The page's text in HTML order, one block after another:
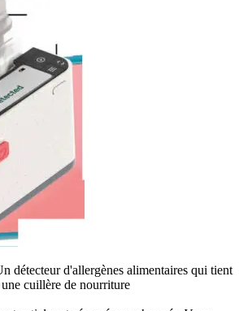
détecteur d'allergènes alimentaires qui tient
cuillère de nourriture